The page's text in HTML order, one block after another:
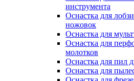
инструмента
Оснастка для
ножовок
Оснастка для
Оснастка для
молотков
Оснастка для пил
Оснастка для